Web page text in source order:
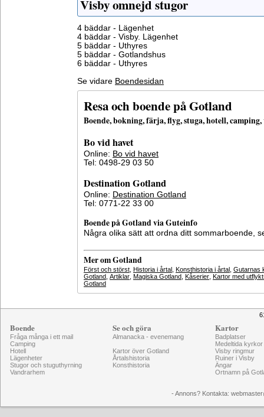
Visby omnejd stugor
4 bäddar - Lägenhet
4 bäddar - Visby. Lägenhet
5 bäddar - Uthyres
5 bäddar - Gotlandshus
6 bäddar - Uthyres
Se vidare Boendesidan
Resa och boende på Gotland
Boende, bokning, färja, flyg, stuga, hotell,
Bo vid havet
Online: Bo vid havet
Tel: 0498-29 03 50
Destination Gotland
Online: Destination Gotland
Tel: 0771-22 33 00
Boende på Gotland via Guteinfo
Några olika sätt att ordna ditt sommarboende,
Mer om Gotland
Först och störst Historia i årtal Konsthistoria i årtal Gutarnas
Gotland Artiklar Magiska Gotland Kåserier Kartor med
Gotland
Boende
Fråga många i ett mail
Camping
Hotell
Lägenheter
Stugor och stuguthyrning
Vandrarhem
Se och göra
Almanacka - evenemang
Kartor över Gotland
Årtalshistoria
Konsthistoria
Kartor
Badplatser
Medeltida kyrkor
Visby ringmur
Ruiner i Visby
Ängar
Ortnamn på
- Annons? Kontakta: